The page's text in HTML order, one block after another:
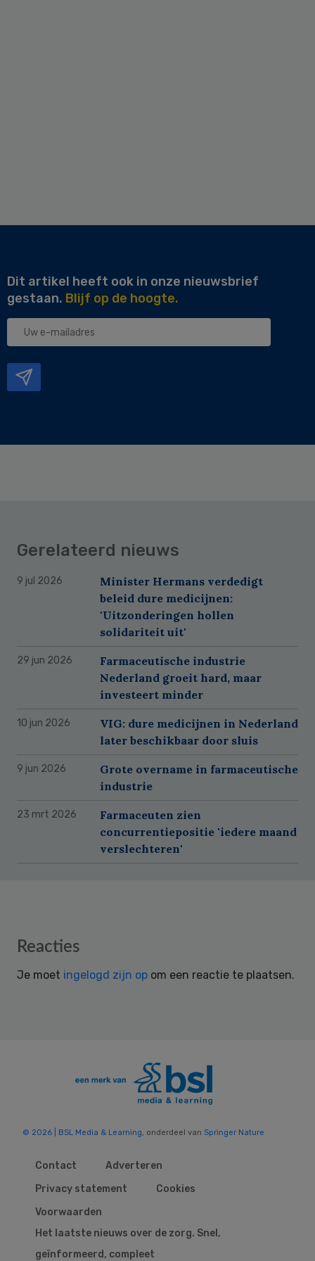
Dit artikel heeft ook in onze nieuwsbrief
gestaan. Blijf op de hoogte.
Uw
Gerelateerd nieuws
9 jul 2026
Minister Hermans verdedigt
beleid dure medicijnen:
'Uitzonderingen hollen
solidariteit uit'
29 jun 2026
Farmaceutische industrie
Nederland groeit hard, maar
investeert minder
10 jun 2026
VIG: dure medicijnen in Nederland
later beschikbaar door sluis
9 jun 2026
Grote overname in farmaceutische
industrie
23 mrt 2026
Farmaceuten zien
concurrentiepositie 'iedere maand
verslechteren'
Reader
Reacties
Je moet ingelogd zijn op om een reactie te plaatsen.
© 2026 | BSL Media & Learning, onderdeel van Springer Nature
Contact
Adverteren
Privacy statement
Cookies
Voorwaarden
Het laatste nieuws over de zorg. Snel,
geïnformeerd, compleet